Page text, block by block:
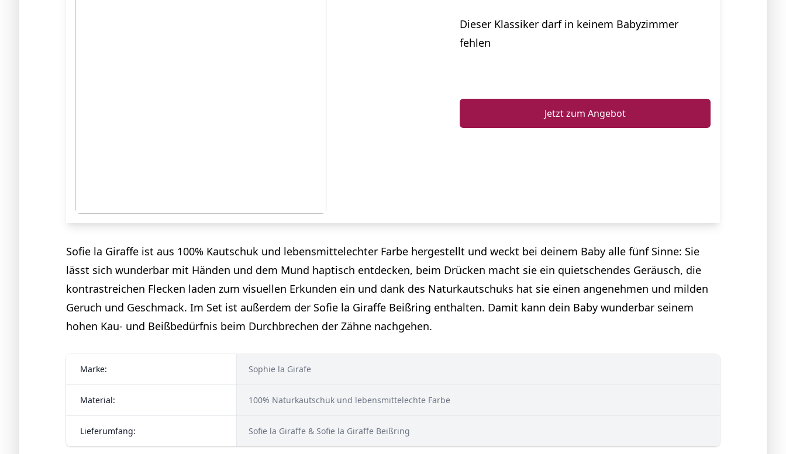
Dieser Klassiker darf in keinem Babyzimmer
fehlen
Jetzt zum Angebot
Sofie la Giraffe ist aus 100% Kautschuk und lebensmittelechter Farbe hergestellt und weckt bei deinem Baby alle fünf Sinne: Sie
lässt sich wunderbar mit Händen und dem Mund haptisch entdecken, beim Drücken macht sie ein quietschendes Geräusch, die
kontrastreichen Flecken laden zum visuellen Erkunden ein und dank des Naturkautschuks hat sie einen angenehmen und milden
Geruch und Geschmack. Im Set ist außerdem der Sofie la Giraffe Beißring enthalten. Damit kann dein Baby wunderbar seinem
hohen Kau- und Beißbedürfnis beim Durchbrechen der Zähne nachgehen.
Marke: ㅤ Sophie la Girafe
Material: ㅤ 100% Naturkautschuk und lebensmittelechte Farbe
Lieferumfang: ㅤ Sofie la Giraffe & Sofie la Giraffe Beißring